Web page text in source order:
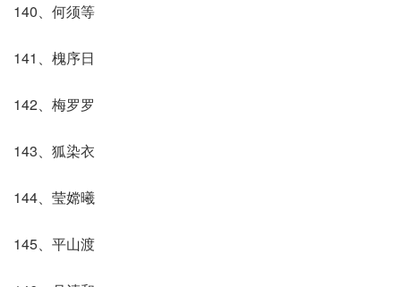
140、何须等
141、槐序日
142、梅罗罗
143、狐染衣
144、莹嫦曦
145、平山渡